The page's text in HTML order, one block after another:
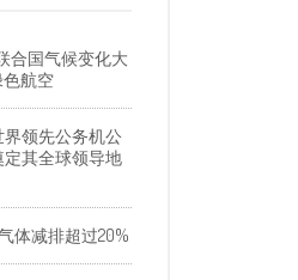
合国气候变化大
航空
界领先公务机公
定其全球领导地
体减排超过20%